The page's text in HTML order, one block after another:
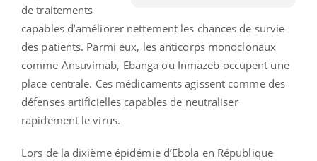
de traitements
capables d’améliorer nettement les chances de survie
des patients. Parmi eux, les anticorps monoclonaux
comme Ansuvimab, Ebanga ou Inmazeb occupent une
place centrale. Ces médicaments agissent comme des
défenses artificielles capables de neutraliser
rapidement le virus.
Lors de la dixième épidémie d’Ebola en République